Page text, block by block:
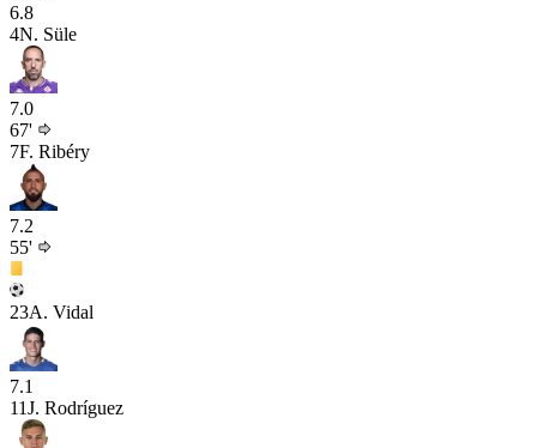
6.8
4N. Süle
7.0
67'
7F. Ribéry
7.2
55'
23A. Vidal
7.1
11J. Rodríguez